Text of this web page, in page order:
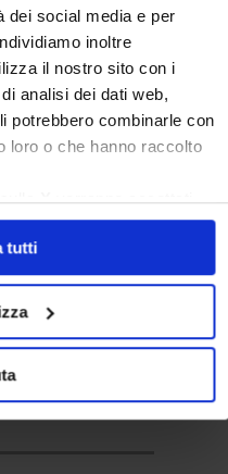
dei social media e per
inoltre
il nostro sito con i
analisi dei dati web,
potrebbero combinarle con
loro o che hanno raccolto
Xverranno accettati
tutti
Case
Casa
Sommerso
Cerca